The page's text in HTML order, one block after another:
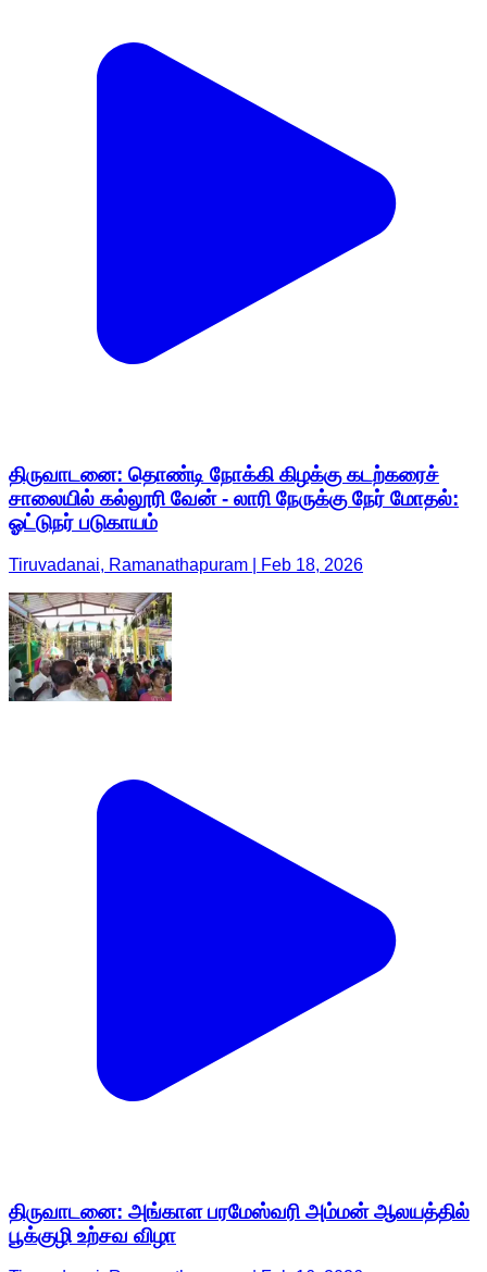
திருவாடனை: தொண்டி நோக்கி கிழக்கு கடற்கரைச்
சாலையில் கல்லூரி வேன் - லாரி நேருக்கு நேர் மோதல்:
ஓட்டுநர் படுகாயம்
Tiruvadanai, Ramanathapuram | Feb 18, 2026
திருவாடனை: அங்காள பரமேஸ்வரி அம்மன் ஆலயத்தில்
பூக்குழி உற்சவ விழா